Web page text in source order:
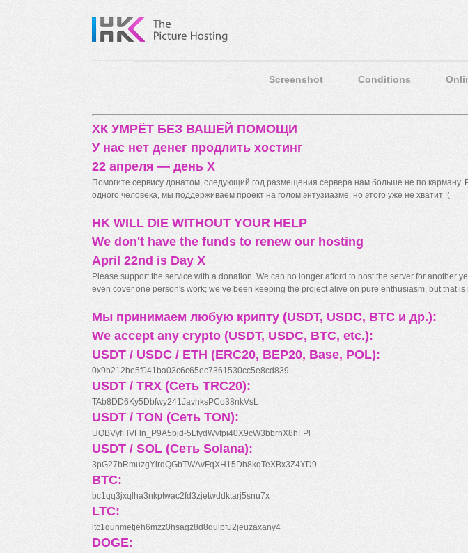
Screenshot Conditions
ХК УМРЁТ БЕЗ ВАШЕЙ ПОМОЩИ
У нас нет денег продлить хостинг
22 апреля — день X
Помогите сервису донатом, следующий год размещения сервера нам больше не по карману.
одного человека, мы поддерживаем проект на голом энтузиазме, но этого уже не хватит :(
HK WILL DIE WITHOUT YOUR HELP
We don't have the funds to renew our hosting
April 22nd is Day X
Please support the service with a donation. We can no longer afford to host the server for another
even cover one person's work; we’ve been keeping the project alive on pure enthusiasm, but that
Мы принимаем любую крипту (USDT, USDC, BTC и др.):
We accept any crypto (USDT, USDC, BTC, etc.):
USDT / USDC / ETH (ERC20, BEP20, Base, POL):
0x9b212be5f041ba03c6c65ec7361530cc5e8cd839
USDT / TRX (Сеть TRC20):
TAb8DD6Ky5Dbfwy241JavhksPCo38nkVsL
USDT / TON (Сеть TON):
UQBVyfFlVFln_P9A5bjd-5LtydWvfpi40X9cW3bbrnX8hFPl
USDT / SOL (Сеть Solana):
3pG27bRmuzgYirdQGbTWAvFqXH15Dh8kqTeXBx3Z4YD9
BTC:
bc1qq3jxqlha3nkptwac2fd3zjetwddktarj5snu7x
LTC:
ltc1qunmetjeh6mzz0hsagz8d8qulpfu2jeuzaxany4
DOGE: